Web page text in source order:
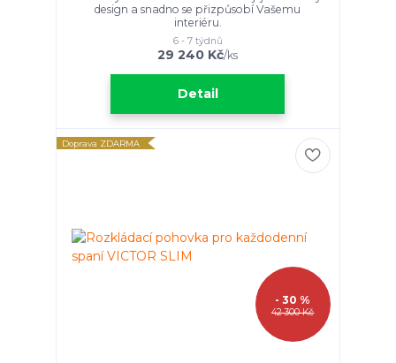
design a snadno se přizpůsobí Vašemu
interiéru.
29 240 Kč/ks
6 - 7 týdnů
Detail
Doprava ZDARMA
42 300 Kč
- 30 %